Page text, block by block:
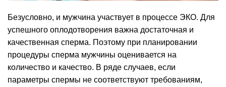
Безусловно, и мужчина участвует в процессе ЭКО. Для
успешного оплодотворения важна достаточная и
качественная сперма. Поэтому при планировании
процедуры сперма мужчины оценивается на
количество и качество. В ряде случаев, если
параметры спермы не соответствуют требованиям,